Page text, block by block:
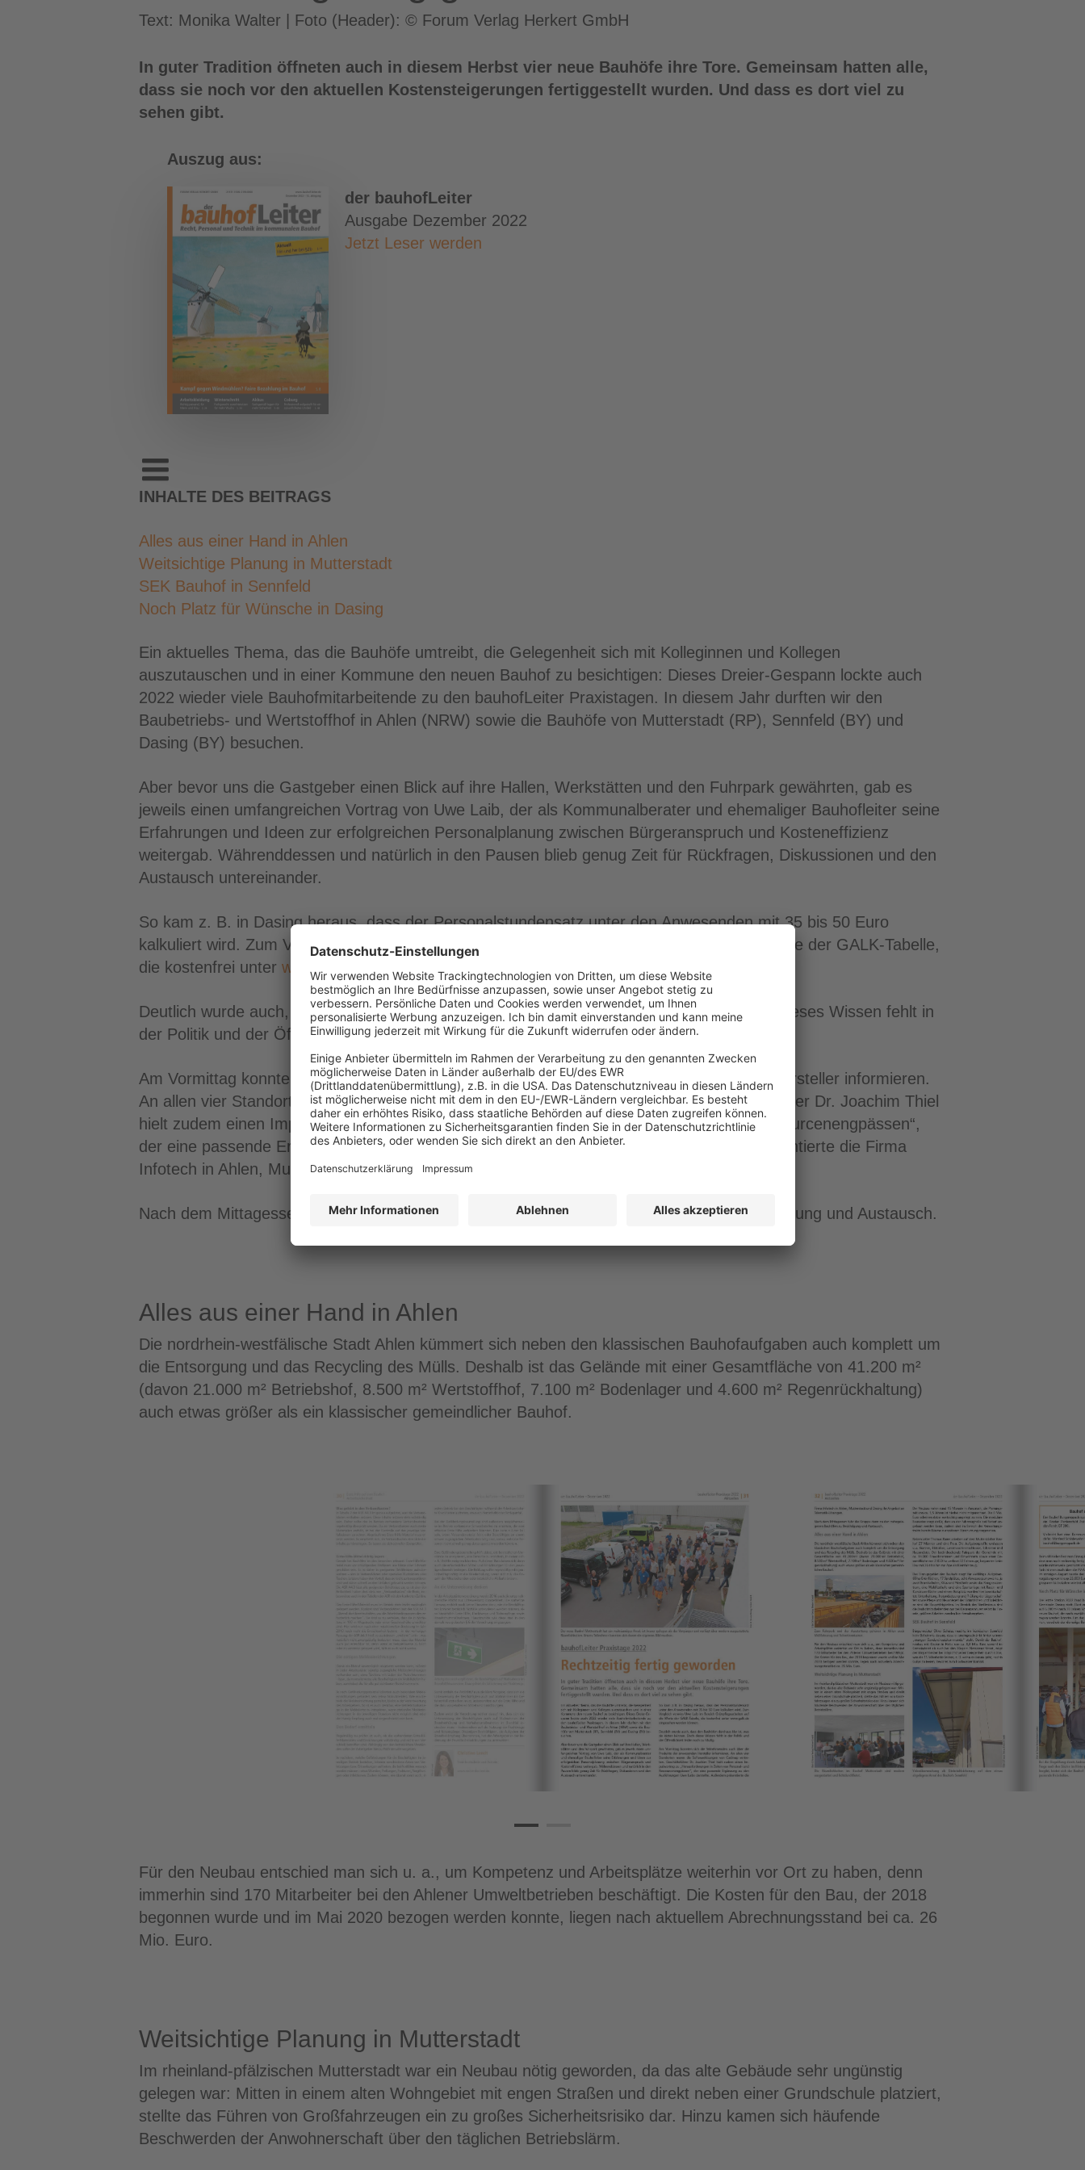
Text: Monika Walter | Foto (Header): © Forum Verlag Herkert GmbH
In guter Tradition öffneten auch in diesem Herbst vier neue Bauhöfe ihre Tore. Gemeinsam hatten alle,
dass sie noch vor den aktuellen Kostensteigerungen fertiggestellt wurden. Und dass es dort viel zu
sehen gibt.
Auszug aus:
der bauhofLeiter
Ausgabe Dezember 2022
Jetzt Leser werden
INHALTE DES BEITRAGS
Alles aus einer Hand in Ahlen
Weitsichtige Planung in Mutterstadt
SEK Bauhof in Sennfeld
Noch Platz für Wünsche in Dasing
Ein aktuelles Thema, das die Bauhöfe umtreibt, die Gelegenheit sich mit Kolleginnen und Kollegen
auszutauschen und in einer Kommune den neuen Bauhof zu besichtigen: Dieses Dreier-Gespann lockte auch
2022 wieder viele Bauhofmitarbeitende zu den bauhofLeiter Praxistagen. In diesem Jahr durften wir den
Baubetriebs- und Wertstoffhof in Ahlen (NRW) sowie die Bauhöfe von Mutterstadt (RP), Sennfeld (BY) und
Dasing (BY) besuchen.
Aber bevor uns die Gastgeber einen Blick auf ihre Hallen, Werkstätten und den Fuhrpark gewährten, gab es
jeweils einen umfangreichen Vortrag von Uwe Laib, der als Kommunalberater und ehemaliger Bauhofleiter seine
Erfahrungen und Ideen zur erfolgreichen Personalplanung zwischen Bürgeranspruch und Kosteneffizienz
weitergab. Währenddessen und natürlich in den Pausen blieb genug Zeit für Rückfragen, Diskussionen und den
Austausch untereinander.
So kam z. B. in Dasing heraus, dass der Personalstundensatz unter den Anwesenden mit 35 bis 50 Euro
kalkuliert wird. Zum Vergleich verwies Uwe Laib im Bereich Grünpflegearbeiten auf die Werte der GALK-Tabelle,
die kostenfrei unterwww.galk.de eingesehen werden können.
Deutlich wurde auch, dass den Bauhöfen durchaus klar ist, was sie leisten können. Doch dieses Wissen fehlt in
der Politik und der Öffentlichkeit leider noch zu häufig.
Am Vormittag konnten sich die Teilnehmenden auch über die Produkte der anwesenden Hersteller informieren.
An allen vier Standorten waren die Softwarelösungen von Cadmap vertreten. Geschäftsführer Dr. Joachim Thiel
hielt zudem einen Impulsvortrag zu „Herausforderungen in Zeiten von Personal- und Ressourcenengpässen“,
der eine passende Ergänzung zu den Ausführungen Uwe Laibs darstellte. Außerdem präsentierte die Firma
Infotech in Ahlen, Mutterstadt und Dasing ihr Angebot an Telematik-Lösungen.
Nach dem Mittagessen fuhr die Gruppe dann zu den nahegelegenen Bauhöfen zu Besichtigung und Austausch.
Alles aus einer Hand in Ahlen
Die nordrhein-westfälische Stadt Ahlen kümmert sich neben den klassischen Bauhofaufgaben auch komplett um
die Entsorgung und das Recycling des Mülls. Deshalb ist das Gelände mit einer Gesamtfläche von 41.200 m²
(davon 21.000 m² Betriebshof, 8.500 m² Wertstoffhof, 7.100 m² Bodenlager und 4.600 m² Regenrückhaltung)
auch etwas größer als ein klassischer gemeindlicher Bauhof.
Für den Neubau entschied man sich u. a., um Kompetenz und Arbeitsplätze weiterhin vor Ort zu haben, denn
immerhin sind 170 Mitarbeiter bei den Ahlener Umweltbetrieben beschäftigt. Die Kosten für den Bau, der 2018
begonnen wurde und im Mai 2020 bezogen werden konnte, liegen nach aktuellem Abrechnungsstand bei ca. 26
Mio. Euro.
Weitsichtige Planung in Mutterstadt
Im rheinland-pfälzischen Mutterstadt war ein Neubau nötig geworden, da das alte Gebäude sehr ungünstig
gelegen war: Mitten in einem alten Wohngebiet mit engen Straßen und direkt neben einer Grundschule platziert,
stellte das Führen von Großfahrzeugen ein zu großes Sicherheitsrisiko dar. Hinzu kamen sich häufende
Beschwerden der Anwohnerschaft über den täglichen Betriebslärm.